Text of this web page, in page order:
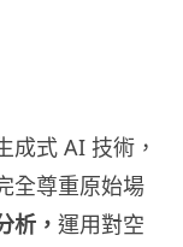
成式 AI 技術，
全尊重原始場
析， 運用對空